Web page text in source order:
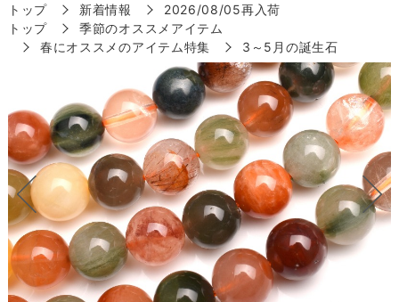
トップ
新着情報
2026/08/05再入荷
トップ
季節のオススメアイテム
春にオススメのアイテム特集
3～5月の誕生石